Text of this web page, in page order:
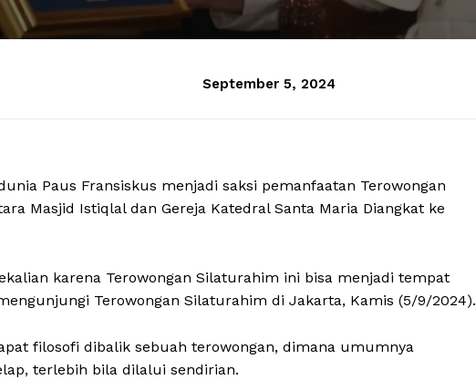
September 5, 2024
Paus Fransiskus menjadi saksi pemanfaatan Terowongan
Masjid Istiqlal dan Gereja Katedral Santa Maria Diangkat ke
karena Terowongan Silaturahim ini bisa menjadi tempat
Terowongan Silaturahim di Jakarta, Kamis (5/9/2024).
filosofi dibalik sebuah terowongan, dimana umumnya
terlebih bila dilalui sendirian.